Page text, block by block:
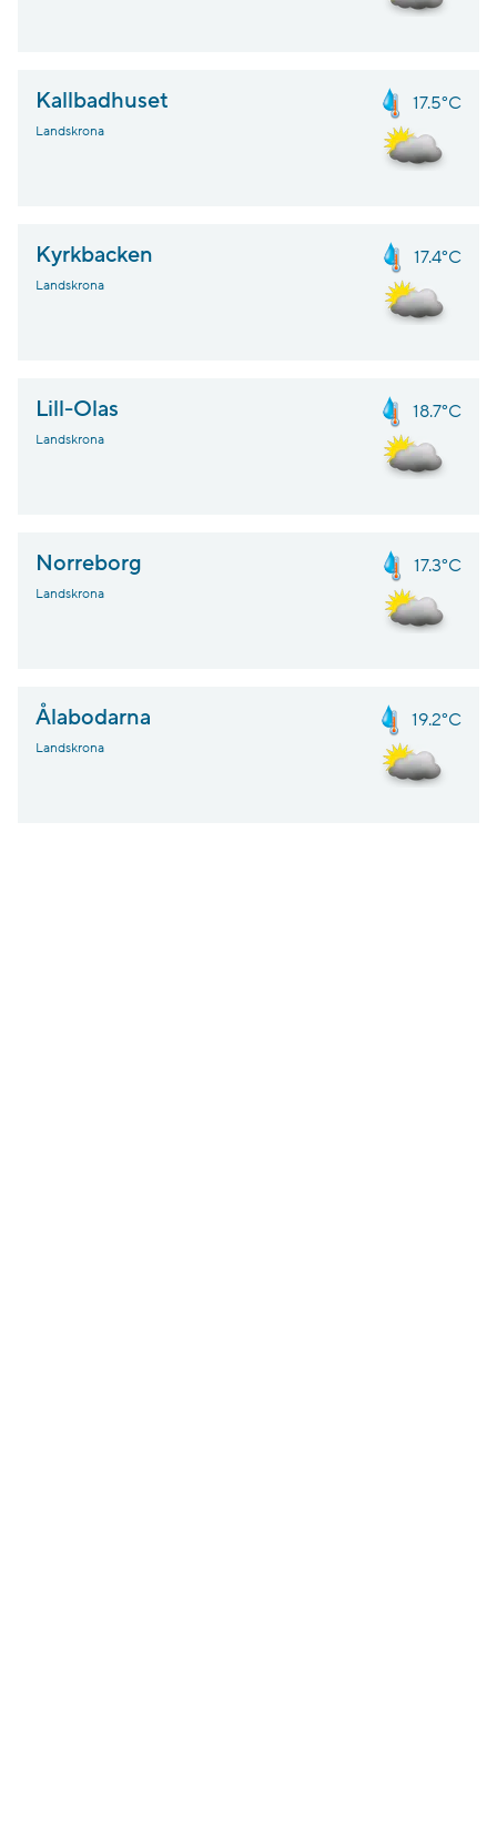
Kallbadhuset
Landskrona
17.5°C
Kyrkbacken
Landskrona
17.4°C
Lill-Olas
Landskrona
18.7°C
Norreborg
Landskrona
17.3°C
Ålabodarna
Landskrona
19.2°C